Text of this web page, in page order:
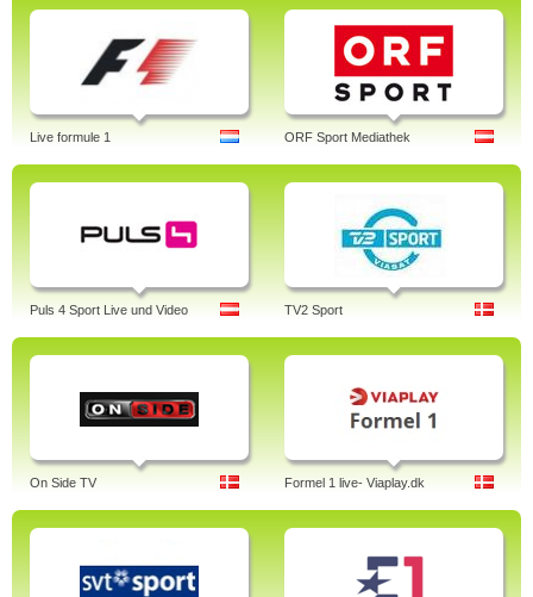
Live formule 1 ORF Sport Mediathek
Puls 4 Sport Live und Video TV2 Sport
On Side TV Formel 1 live- Viaplay.dk